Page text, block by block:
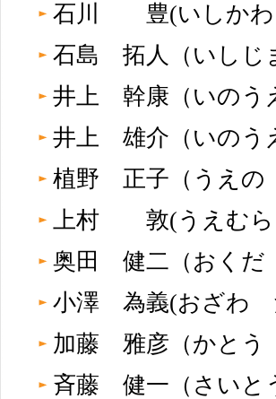
石川 豊(いしか
石島 拓人（いし
井上 幹康（いの
井上 雄介（いの
植野 正子（うえ
上村 敦(うえむ
奥田 健二（おく
小澤 為義(おざわ
加藤 雅彦（かと
斉藤 健一（さい